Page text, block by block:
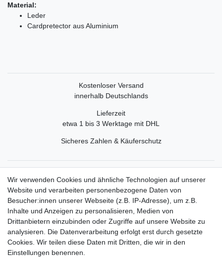
Material:
Leder
Cardpretector aus Aluminium
Kostenloser Versand
innerhalb Deutschlands
Lieferzeit
etwa 1 bis 3 Werktage mit DHL
Sicheres Zahlen & Käuferschutz
Rechtliche Informationen
Widerrufsrecht
Widerrufsformular
Datenschutzerklärung
Wir verwenden Cookies und ähnliche Technologien auf unserer
Website und verarbeiten personenbezogene Daten von
Besucher:innen unserer Webseite (z.B. IP-Adresse), um z.B.
Inhalte und Anzeigen zu personalisieren, Medien von
Drittanbietern einzubinden oder Zugriffe auf unsere Website zu
analysieren. Die Datenverarbeitung erfolgt erst durch gesetzte
Cookies. Wir teilen diese Daten mit Dritten, die wir in den
Einstellungen benennen.